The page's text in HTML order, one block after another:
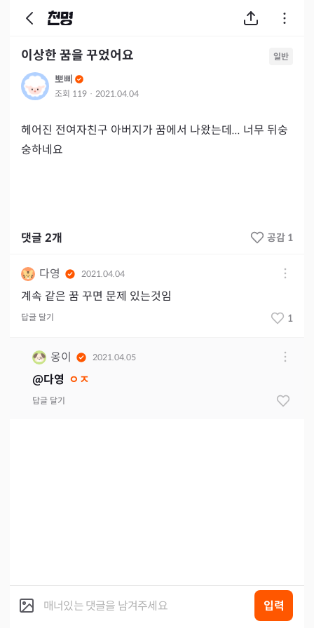
이상한 꿈을 꾸었어요 일반
뽀삐
조회 119 · 2021.04.04
헤어진 전여자친구 아버지가 꿈에서 나왔는데... 너무 뒤숭
숭하네요
댓글 2개 공감 1
다영 2021.04.04
계속 같은 꿈 꾸면 문제 있는것임
답글 달기 1
옹이 2021.04.05
@다영 ㅇㅈ
답글 달기
입력